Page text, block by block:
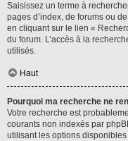
Saisissez un terme à
pages d’index, de forums ou
en cliquant sur le lien «
du forum. L’accès à la
utilisés.
Haut
Pourquoi ma recherche ne
Votre recherche est
courants non indexés par
utilisant les options